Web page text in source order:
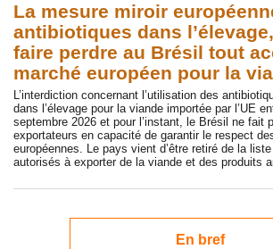
La mesure miroir
antibiotiques dans
faire perdre au Brésil tout
marché européen pour la
L’interdiction concernant l’utilisation des
dans l’élevage pour la viande importée par l’UE
septembre 2026 et pour l’instant, le Brésil ne fait
exportateurs en capacité de garantir le respect
européennes. Le pays vient d’être retiré de la
autorisés à exporter de la viande et des produits
En bref